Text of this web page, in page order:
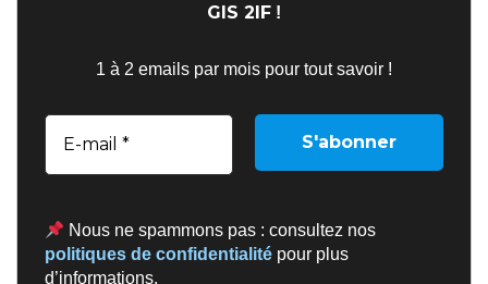
GIS 2IF !
1 à 2 emails par mois pour tout savoir !
Nous ne spammons pas : consultez nos
politiques de confidentialité pour plus
d’informations.